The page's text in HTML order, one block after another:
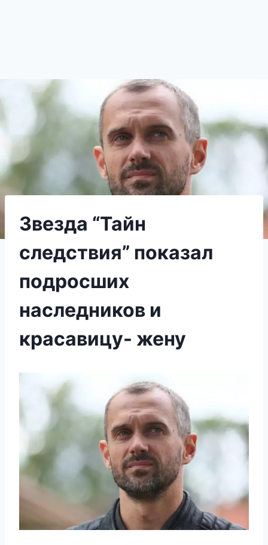
Звезда “Тайн
следствия” показал
подросших
наследников и
красавицу- жену